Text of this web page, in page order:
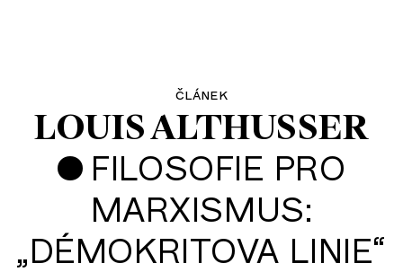
článek
LOUIS ALTHUSSER
• FILOSOFIE PRO
MARXISMUS:
„DÉMOKRITOVA LINIE“